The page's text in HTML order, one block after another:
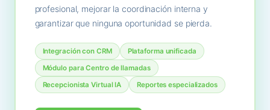
profesional, mejorar la coordinación interna y
garantizar que ninguna oportunidad se pierda.
Integración con CRM
Plataforma unificada
Módulo para Centro de llamadas
Recepcionista Virtual IA
Reportes especializados